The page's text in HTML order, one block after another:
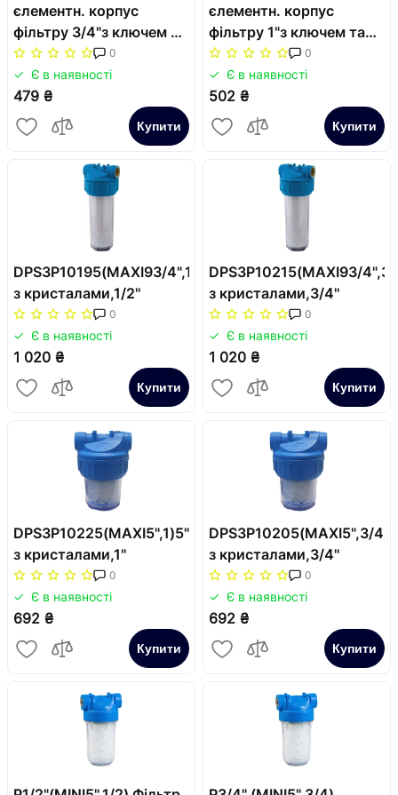
єлементн. корпус
фільтру 3/4"з ключем та
пластиною
0
Є в наявності
479 ₴
Купити
єлементн. корпус
фільтру 1"з ключем та
пластиною
0
Є в наявності
502 ₴
Купити
DPS3P10195(MAXI93/4",1/2)10"корпус
з кристалами,1/2''
0
Є в наявності
1 020 ₴
Купити
DPS3P10215(MAXI93/
з кристалами,3/4''
0
Є в наявності
1 020 ₴
Купити
DPS3P10225(MAXI5",1)5"корпус
з кристалами,1''
0
Є в наявності
692 ₴
Купити
DPS3P10205(MAXI5",3/
з кристалами,3/4''
0
Є в наявності
692 ₴
Купити